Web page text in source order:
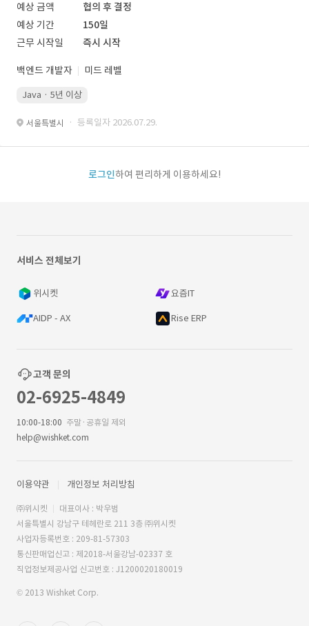
예상 금액
협의 후 결정
예상 기간
150일
근무 시작일
즉시 시작
백엔드 개발자 미드 레벨
Java · 5년 이상
서울특별시 · 등록일자 2026.07.29.
로그인하여 편리하게 이용하세요!
서비스 전체보기
위시켓 요즘IT
AIDP - AX Rise ERP
고객 문의
02-6925-4849
10:00-18:00 주말·공휴일 제외
help@wishket.com
이용약관 개인정보 처리방침
㈜위시켓
대표이사 : 박우범
서울특별시 강남구 테헤란로 211 3층 ㈜위시켓
사업자등록번호 : 209-81-57303
통신판매업신고 : 제2018-서울강남-02337 호
직업정보제공사업 신고번호 : J1200020180019
© 2013 Wishket Corp.